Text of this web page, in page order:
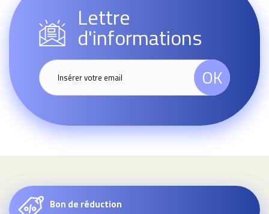
Lettre
d'informations
OK
Bon de réduction